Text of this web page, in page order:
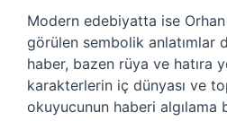
Modern edebiyatta ise Orhan
görülen sembolik anlatımlar
haber, bazen rüya ve hatıra
karakterlerin iç dünyası ve
okuyucunun haberi algılama